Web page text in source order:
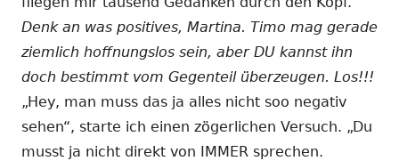
Denk an was positives, Martina. Timo mag gerade
ziemlich hoffnungslos sein, aber DU kannst ihn
doch bestimmt vom Gegenteil überzeugen. Los!!!
„Hey, man muss das ja alles nicht soo negativ
sehen“, starte ich einen zögerlichen Versuch. „Du
musst ja nicht direkt von IMMER sprechen.